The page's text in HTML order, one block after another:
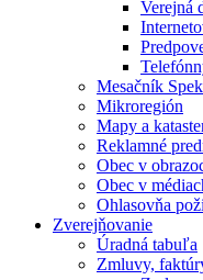
Verejná
Mesačník
Mikroregión
Mapy a
Reklamné
Obec v
Obec v
Ohlasovňa
Zverejňovanie
Úradná tabuľa
Zmluvy,